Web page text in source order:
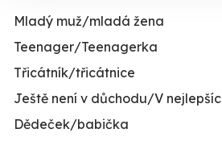
Mladý muž/mladá žena
Teenager/Teenagerka
Třicátník/třicátnice
Ještě není v důchodu/V
Dědeček/babička